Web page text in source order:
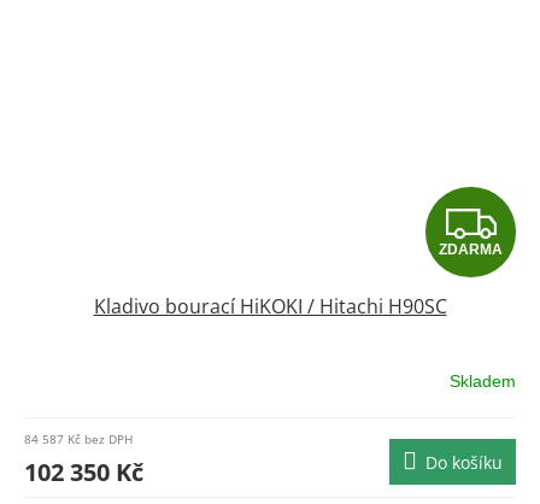
Z
D
R
M
A
ZDARMA
Kladivo bourací HiKOKI / Hitachi H90SC
Skladem
84 587 Kč bez DPH
102 350 Kč Do košíku